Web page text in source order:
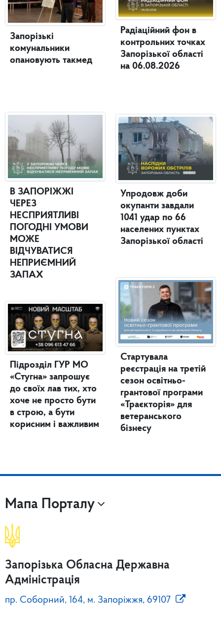
Запорізькі
комунальники
опановують такмед
В ЗАПОРІЖЖІ
ЧЕРЕЗ
НЕСПРИЯТЛИВІ
ПОГОДНІ УМОВИ
МОЖЕ
ВІДЧУВАТИСЯ
НЕПРИЄМНИЙ
ЗАПАХ
Підрозділ ГУР МО
«Стугна» запрошує
до своїх лав тих, хто
хоче не просто бути
в строю, а бути
корисним і важливим
Радіаційний фон в
контрольних точках
Запорізької області
на 06.08.2026
Упродовж доби
окупанти завдали
1041 удар по 66
населених пунктах
Запорізької області
Стартувала
реєстрація на третій
сезон освітньо-
грантової програми
«Траєкторія» для
ветеранського
бізнесу
Мапа Порталу
Запорізька Обласна Державна
Адміністрація
пр. Соборний, 164, м. Запоріжжя, 69107